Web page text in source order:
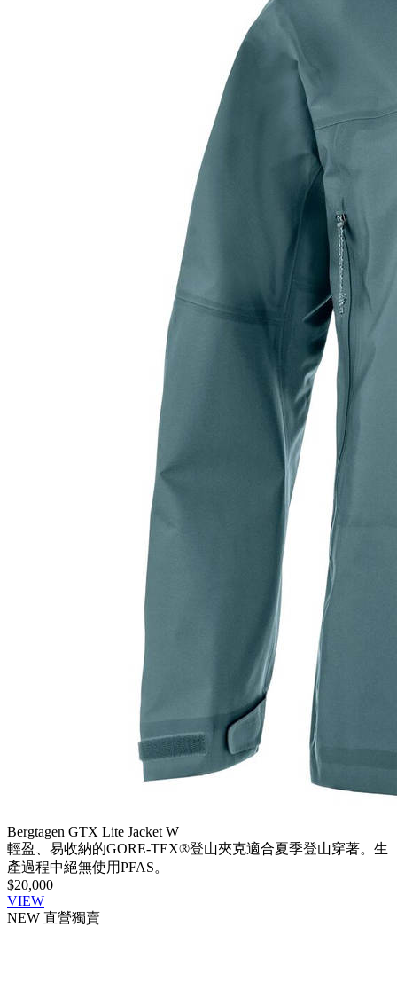
Bergtagen GTX Lite Jacket W
輕盈、易收納的GORE-TEX®登山夾克適合夏季登山穿著。生
產過程中絕無使用PFAS。
$20,000
VIEW
NEW 直營獨賣